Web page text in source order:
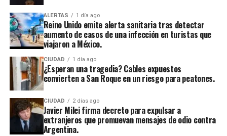
ALERTAS 1 día ago
Reino Unido emite alerta sanitaria tras detectar
aumento de casos de una infección en turistas que
viajaron a México.
CIUDAD 1 día ago
¿Esperan una tragedia? Cables expuestos
convierten a San Roque en un riesgo para peatones.
CIUDAD 2 días ago
Javier Milei firma decreto para expulsar a
extranjeros que promuevan mensajes de odio contra
Argentina.